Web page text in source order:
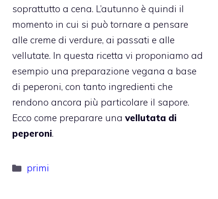
soprattutto a cena. L’autunno è quindi il
momento in cui si può tornare a pensare
alle creme di verdure, ai passati e alle
vellutate. In questa ricetta vi proponiamo ad
esempio una preparazione vegana a base
di peperoni, con tanto ingredienti che
rendono ancora più particolare il sapore.
Ecco come preparare una vellutata di
peperoni.
Categorie
primi